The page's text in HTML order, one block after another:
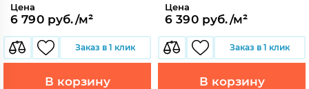
Цена
6 790 руб./м²
Заказ в 1 клик
В корзину
Цена
6 390 руб./м²
Заказ в 1 клик
В корзину